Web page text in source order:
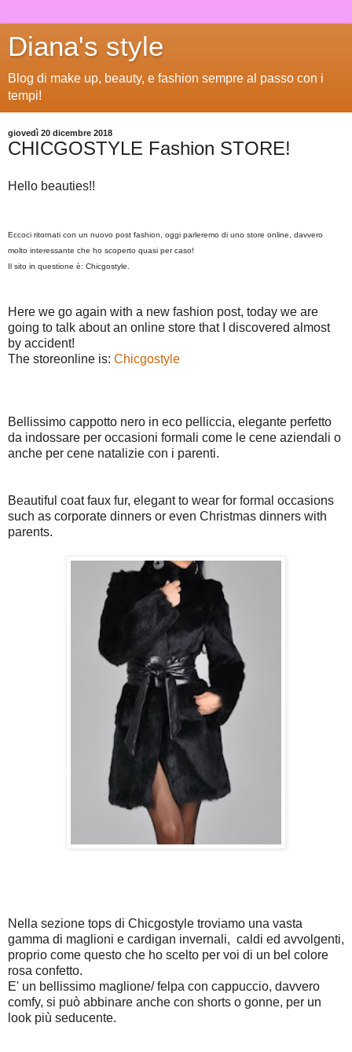
Diana's style
Blog di make up, beauty, e fashion sempre al passo con i
tempi!
giovedì 20 dicembre 2018
CHICGOSTYLE Fashion STORE!
Hello beauties!!
Eccoci ritornati con un nuovo post fashion, oggi parleremo di uno store online, davvero
molto interessante che ho scoperto quasi per caso!
Il sito in questione è: Chicgostyle.
Here we go again with a new fashion post, today we are
going to talk about an online store that I discovered almost
by accident!
The storeonline is: Chicgostyle
Bellissimo cappotto nero in eco pelliccia, elegante perfetto
da indossare per occasioni formali come le cene aziendali o
anche per cene natalizie con i parenti.
Beautiful coat faux fur, elegant to wear for formal occasions
such as corporate dinners or even Christmas dinners with
parents.
Nella sezione tops di Chicgostyle troviamo una vasta
gamma di maglioni e cardigan invernali, caldi ed avvolgenti,
proprio come questo che ho scelto per voi di un bel colore
rosa confetto.
E' un bellissimo maglione/ felpa con cappuccio, davvero
comfy, si può abbinare anche con shorts o gonne, per un
look più seducente.